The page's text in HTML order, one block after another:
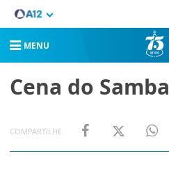
MENU
Cena do Samba
COMPARTILHE